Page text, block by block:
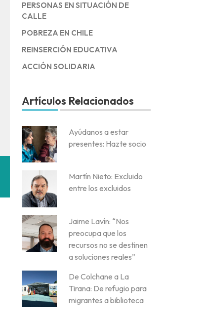
PERSONAS EN SITUACIÓN DE
CALLE
POBREZA EN CHILE
REINSERCIÓN EDUCATIVA
ACCIÓN SOLIDARIA
Artículos Relacionados
Ayúdanos a estar
presentes: Hazte socio
Martín Nieto: Excluido
entre los excluidos
Jaime Lavín: “Nos
preocupa que los
recursos no se destinen
a soluciones reales”
De Colchane a La
Tirana: De refugio para
migrantes a biblioteca